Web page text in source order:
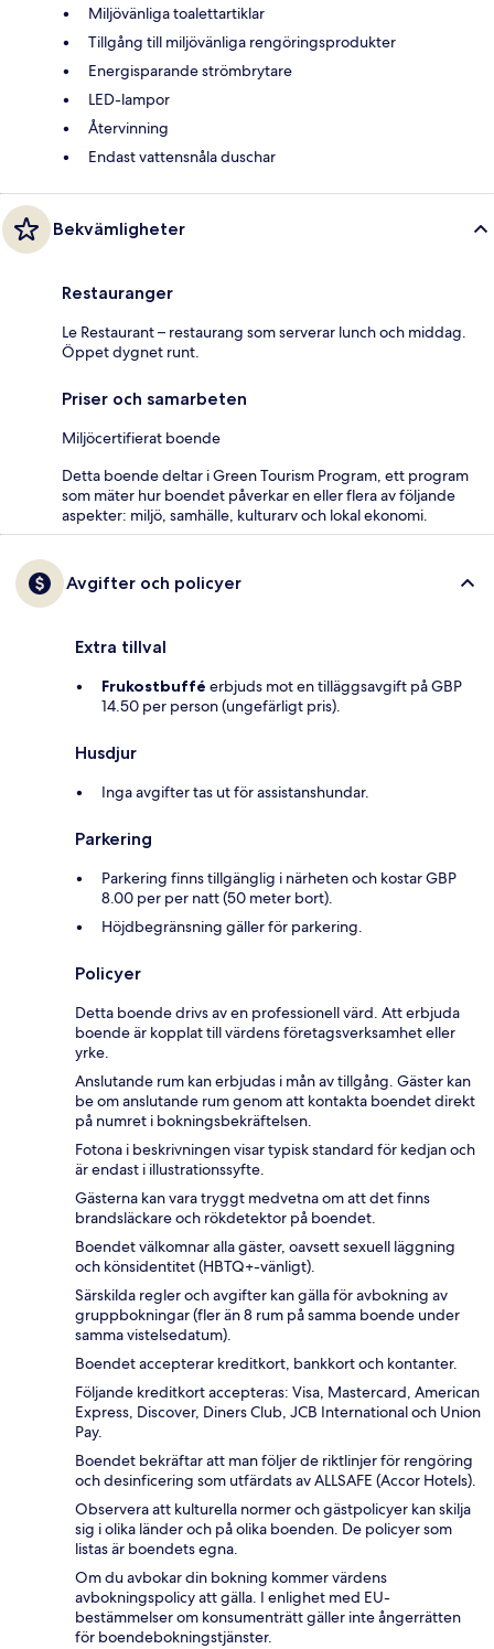
Miljövänliga toalettartiklar
Tillgång till miljövänliga rengöringsprodukter
Energisparande strömbrytare
LED-lampor
Återvinning
Endast vattensnåla duschar
Bekvämligheter
Restauranger
Le Restaurant – restaurang som serverar lunch och middag.
Öppet dygnet runt.
Priser och samarbeten
Miljöcertifierat boende
Detta boende deltar i Green Tourism Program, ett program
som mäter hur boendet påverkar en eller flera av följande
aspekter: miljö, samhälle, kulturarv och lokal ekonomi.
Avgifter och policyer
Extra tillval
Frukostbuffé erbjuds mot en tilläggsavgift på GBP
14.50 per person (ungefärligt pris).
Husdjur
Inga avgifter tas ut för assistanshundar.
Parkering
Parkering finns tillgänglig i närheten och kostar GBP
8.00 per per natt (50 meter bort).
Höjdbegränsning gäller för parkering.
Policyer
Detta boende drivs av en professionell värd. Att erbjuda
boende är kopplat till värdens företagsverksamhet eller
yrke.
Anslutande rum kan erbjudas i mån av tillgång. Gäster kan
be om anslutande rum genom att kontakta boendet direkt
på numret i bokningsbekräftelsen.
Fotona i beskrivningen visar typisk standard för kedjan och
är endast i illustrationssyfte.
Gästerna kan vara tryggt medvetna om att det finns
brandsläckare och rökdetektor på boendet.
Boendet välkomnar alla gäster, oavsett sexuell läggning
och könsidentitet (HBTQ+-vänligt).
Särskilda regler och avgifter kan gälla för avbokning av
gruppbokningar (fler än 8 rum på samma boende under
samma vistelsedatum).
Boendet accepterar kreditkort, bankkort och kontanter.
Följande kreditkort accepteras: Visa, Mastercard, American
Express, Discover, Diners Club, JCB International och Union
Pay.
Boendet bekräftar att man följer de riktlinjer för rengöring
och desinficering som utfärdats av ALLSAFE (Accor Hotels).
Observera att kulturella normer och gästpolicyer kan skilja
sig i olika länder och på olika boenden. De policyer som
listas är boendets egna.
Om du avbokar din bokning kommer värdens
avbokningspolicy att gälla. I enlighet med EU-
bestämmelser om konsumenträtt gäller inte ångerrätten
för boendebokningstjänster.